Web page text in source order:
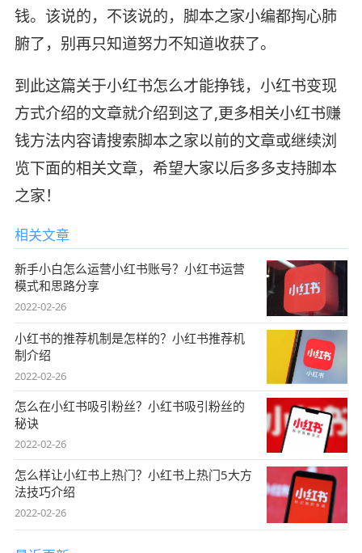
钱。该说的，不该说的，脚本之家小编都掏心肺
腑了，别再只知道努力不知道收获了。
到此这篇关于小红书怎么才能挣钱，小红书变现
方式介绍的文章就介绍到这了,更多相关小红书赚
钱方法内容请搜索脚本之家以前的文章或继续浏
览下面的相关文章，希望大家以后多多支持脚本
之家！
相关文章
新手小白怎么运营小红书账号？小红书运营
模式和思路分享
2022-02-26
小红书的推荐机制是怎样的？小红书推荐机
制介绍
2022-02-26
怎么在小红书吸引粉丝？小红书吸引粉丝的
秘诀
2022-02-26
怎么样让小红书上热门？小红书上热门5大方
法技巧介绍
2022-02-26